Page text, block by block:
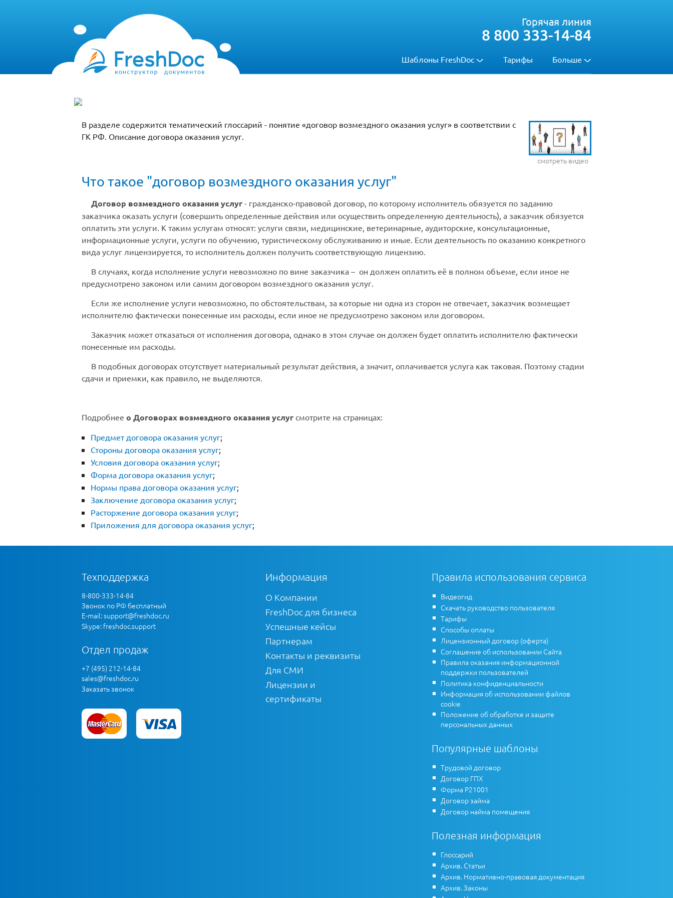
Шаблоны FreshDoc Тарифы Больше
Горячая линия
8 800 333-14-84
смотреть видео
В разделе содержится тематический глоссарий - понятие «договор возмездного оказания услуг» в соответствии с
ГК РФ. Описание договора оказания услуг.
Что такое "договор возмездного оказания услуг"
Договор возмездного оказания услуг- гражданско-правовой договор, по которому исполнитель обязуется по заданию
заказчика оказать услуги (совершить определенные действия или осуществить определенную деятельность), а заказчик обязуется
оплатить эти услуги. К таким услугам относят: услуги связи, медицинские, ветеринарные, аудиторские, консультационные,
информационные услуги, услуги по обучению, туристическому обслуживанию и иные. Если деятельность по оказанию конкретного
вида услуг лицензируется, то исполнитель должен получить соответствующую лицензию.
В случаях, когда исполнение услуги невозможно по вине заказчика – он должен оплатить её в полном объеме, если иное не
предусмотрено законом или самим договором возмездного оказания услуг.
Если же исполнение услуги невозможно, по обстоятельствам, за которые ни одна из сторон не отвечает, заказчик возмещает
исполнителю фактически понесенные им расходы, если иное не предусмотрено законом или договором.
Заказчик может отказаться от исполнения договора, однако в этом случае он должен будет оплатить исполнителю фактически
понесенные им расходы.
В подобных договорах отсутствует материальный результат действия, а значит, оплачивается услуга как таковая. Поэтому стадии
сдачи и приемки, как правило, не выделяются.
Подробнее о Договорах возмездного оказания услуг смотрите на страницах:
Предмет договора оказания услуг;
Стороны договора оказания услуг;
Условия договора оказания услуг;
Форма договора оказания услуг;
Нормы права договора оказания услуг;
Заключение договора оказания услуг;
Расторжение договора оказания услуг;
Приложения для договора оказания услуг;
Техподдержка
8-800-333-14-84
Звонок по РФ бесплатный
E-mail:support@freshdoc.ru
Skype: freshdoc.support
Отдел продаж
+7 (495) 212-14-84
sales@freshdoc.ru
Заказать звонок
Информация
О Компании
FreshDoc для бизнеса
Успешные кейсы
Партнерам
Контакты и реквизиты
Для СМИ
Лицензии и
сертификаты
Правила использования сервиса
Видеогид
Скачать руководство пользователя
Тарифы
Способы оплаты
Лицензионный договор (оферта)
Соглашение об использовании Сайта
Правила оказания информационной
поддержки пользователей
Политика конфиденциальности
Информация об использовании файлов
cookie
Положение об обработке и защите
персональных данных
Популярные шаблоны
Трудовой договор
Договор ГПХ
Форма Р21001
Договор займа
Договор найма помещения
Полезная информация
Глоссарий
Архив. Статьи
Архив. Нормативно-правовая документация
Архив. Законы